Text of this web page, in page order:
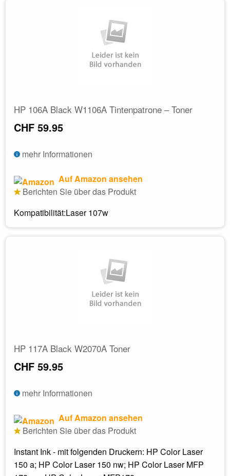
HP 106A Black W1106A Tintenpatrone – Toner
CHF 59.95
mehr Informationen
Auf Amazon ansehen
Berichten Sie über das Produkt
Kompatibilität:Laser 107w
HP 117A Black W2070A Toner
CHF 59.95
mehr Informationen
Auf Amazon ansehen
Berichten Sie über das Produkt
Instant Ink - mit folgenden Druckern: HP Color Laser
150 a; HP Color Laser 150 nw; HP Color Laser MFP